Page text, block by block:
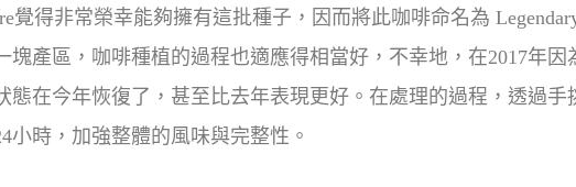
覺得非常榮幸能夠擁有這批種子，因而將此咖啡命名為
塊產區，咖啡種植的過程也適應得相當好，不幸地，在2017年因
態在今年恢復了，甚至比去年表現更好。在處理的過程，透過手
小時，加強整體的風味與完整性。